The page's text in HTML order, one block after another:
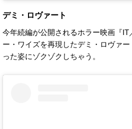
デミ・ロヴァート
今年続編が公開されるホラー映画『
ー・ワイズを再現したデミ・ロヴァ
った姿にゾクゾクしちゃう。